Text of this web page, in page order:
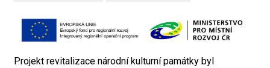
Projekt revitalizace národní kulturní památky byl